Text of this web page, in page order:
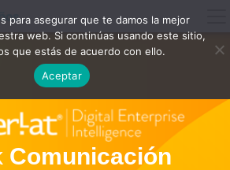
Comunicación
para asegurar que te damos la mejor
web. Si continúas usando este sitio,
que estás de acuerdo con ello.
Aceptar